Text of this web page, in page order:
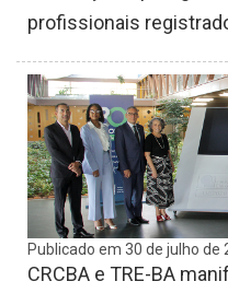
profissionais
Publicado em 30 de julho de
CRCBA e TRE-BA